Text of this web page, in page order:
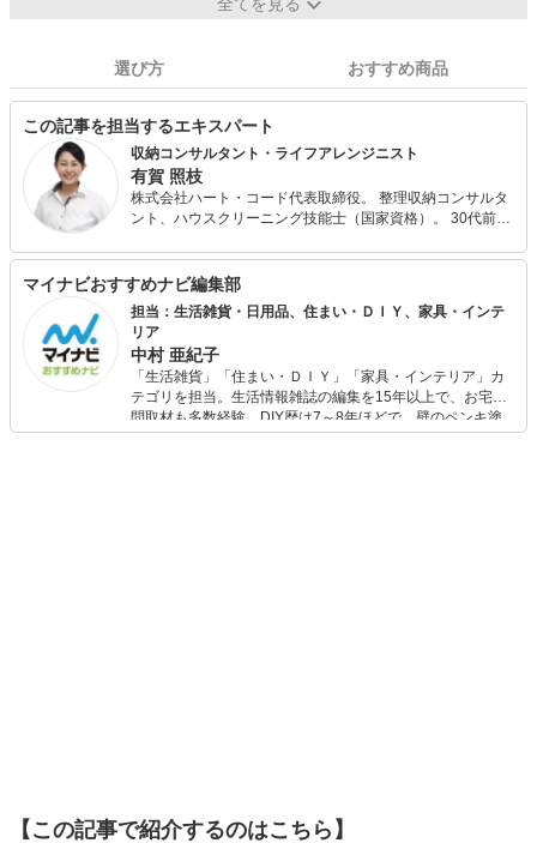
選び方 おすすめ商品
この記事を担当するエキスパート
収納コンサルタント・ライフアレンジニスト
有賀 照枝
株式会社ハート・コード代表取締役。 整理収納コンサルタ
ント、ハウスクリーニング技能士（国家資格）。 30代前半
気に人生のどん底を経験し、整理収納理論に出会ってから
人生が好転。 ご縁あって「部屋磨きは自分磨き・職場磨き
はスタッフ磨き」をモットーに家事代行・整理収納関連事
業で2007年に独立。 自身の経験からも環境を整えると色々
なことが整ってくることを痛感しているので、個人や企業
にコンサルティングやセミナーなど様々な形でその大切さ
をお伝えしている。 2012年から現場をよく知る家事・収納
用品の説明ゲストとしてジュピターショップチャンネルに
出演中。商品の企画、売り方の提案等にも携わっており、1
マイナビおすすめナビ編集部
担当：生活雑貨・日用品、住まい・ＤＩＹ、家具・インテ
リア
中村 亜紀子
「生活雑貨」「住まい・ＤＩＹ」「家具・インテリア」カ
テゴリを担当。生活情報雑誌の編集を15年以上で、お宅訪
問取材も多数経験。DIY歴は7～8年ほどで、壁のペンキ塗
りや壁紙チェンジなどもチャレンジ済み。初心者でもモノ
【この記事で紹介するのはこちら】